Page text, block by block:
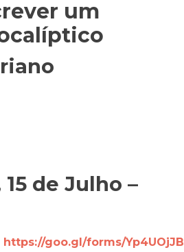
um
de Julho –
https://goo.gl/forms/